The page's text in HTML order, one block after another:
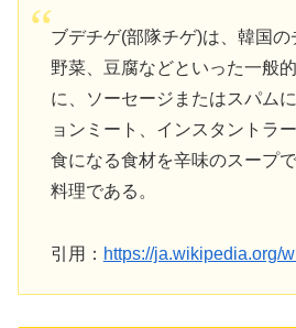
ブデチゲ(部隊チゲ)は、韓国の
野菜、豆腐などといった一般
に、ソーセージまたはスパム
ョンミート、インスタントラ
食になる食材を辛味のスープ
料理である。
引用： https://ja.wikipedia.org/